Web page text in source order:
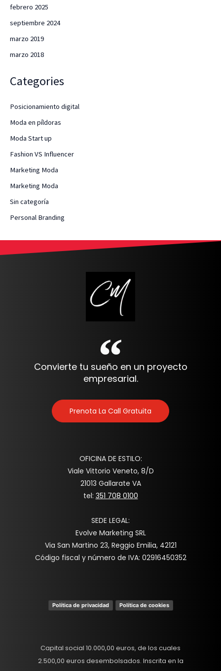
febrero 2025
septiembre 2024
marzo 2019
marzo 2018
Categories
Posicionamiento digital
Moda en píldoras
Moda Start up
Fashion VS Influencer
Marketing Moda
Marketing Moda
Sin categoría
Personal Branding
Convierte tu sueño en un proyecto
empresarial.
Prenota La Call Gratuita
OFICINA DE ESTILO:
Viale Vittorio Veneto, 8/D
21013 Gallarate VA
tel: 351 708 0100
SEDE LEGAL:
Evolve Marketing SRL
Via San Martino 23, Reggio Emilia, 42121
Código fiscal y número de IVA: 02916450352
Política de privacidad Política de cookies
Capital social 10.000,00 euros, de los cuales
2.500,00 euros desembolsados. Inscrita en la